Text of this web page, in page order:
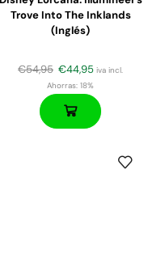
Trove Into The Inklands
(Inglés)
€54,95 €44,95 iva incl.
Ahorras: 18%